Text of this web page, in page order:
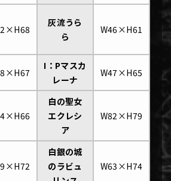
灰流うら
ら
W46×H61
I：Pマスカ
レーナ
W47×H65
白の聖女
エクレシ
ア
W82×H79
白銀の城
のラビュ
W63×H74